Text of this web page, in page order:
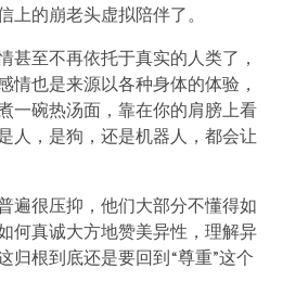
上的崩老头虚拟陪伴了。
甚至不再依托于真实的人类了，
情也是来源以各种身体的体验，
一碗热汤面，靠在你的肩膀上看
人，是狗，还是机器人，都会让
遍很压抑，他们大部分不懂得如
何真诚大方地赞美异性，理解异
归根到底还是要回到“尊重”这个